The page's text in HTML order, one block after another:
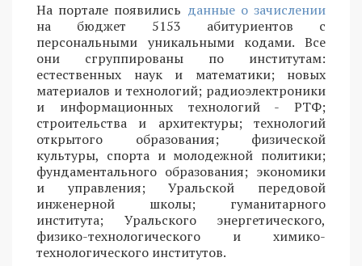
На портале появились данные о зачислении
на бюджет 5153 абитуриентов с
персональными уникальными кодами. Все
они сгруппированы по институтам:
естественных наук и математики; новых
материалов и технологий; радиоэлектроники
и информационных технологий - РТФ;
строительства и архитектуры; технологий
открытого образования; физической
культуры, спорта и молодежной политики;
фундаментального образования; экономики
и управления; Уральской передовой
инженерной школы; гуманитарного
института; Уральского энергетического,
физико-технологического и химико-
технологического институтов.